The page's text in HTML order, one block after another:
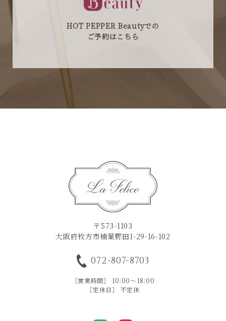
HOT PEPPER Beautyでの
ご予約はこちら
〒573-1103
大阪府枚方市楠葉野田1-29-16-102
072-807-8703
［営業時間］ 10:00～18:00
［定休日］ 不定休